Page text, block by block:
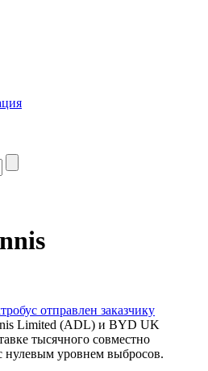
отправлен заказчику
Limited (ADL) и BYD UK
тысячного совместно
нулевым уровнем выбросов.